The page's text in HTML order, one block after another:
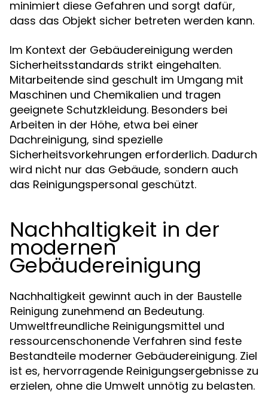
minimiert diese Gefahren und sorgt dafür,
dass das Objekt sicher betreten werden kann.
Im Kontext der Gebäudereinigung werden
Sicherheitsstandards strikt eingehalten.
Mitarbeitende sind geschult im Umgang mit
Maschinen und Chemikalien und tragen
geeignete Schutzkleidung. Besonders bei
Arbeiten in der Höhe, etwa bei einer
Dachreinigung, sind spezielle
Sicherheitsvorkehrungen erforderlich. Dadurch
wird nicht nur das Gebäude, sondern auch
das Reinigungspersonal geschützt.
Nachhaltigkeit in der
modernen
Gebäudereinigung
Nachhaltigkeit gewinnt auch in der Baustelle
Reinigung zunehmend an Bedeutung.
Umweltfreundliche Reinigungsmittel und
ressourcenschonende Verfahren sind feste
Bestandteile moderner Gebäudereinigung. Ziel
ist es, hervorragende Reinigungsergebnisse zu
erzielen, ohne die Umwelt unnötig zu belasten.